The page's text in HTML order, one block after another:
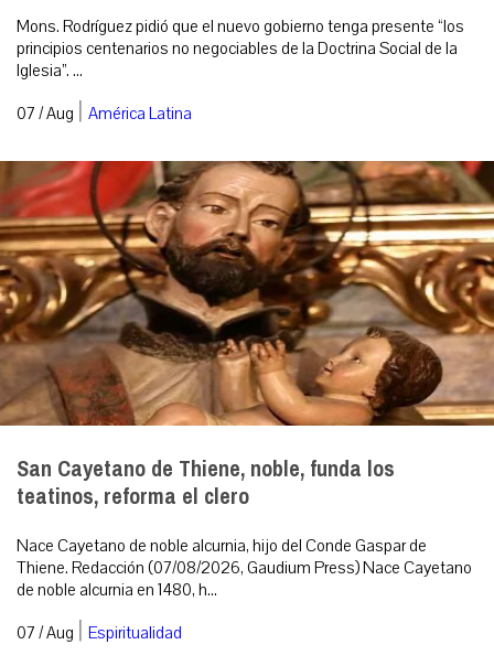
Mons. Rodríguez pidió que el nuevo gobierno tenga presente “los
principios centenarios no negociables de la Doctrina Social de la
Iglesia”. ...
07 / Aug | América Latina
San Cayetano de Thiene, noble, funda los
teatinos, reforma el clero
Nace Cayetano de noble alcurnia, hijo del Conde Gaspar de
Thiene. Redacción (07/08/2026, Gaudium Press) Nace Cayetano
de noble alcurnia en 1480, h...
07 / Aug | Espiritualidad